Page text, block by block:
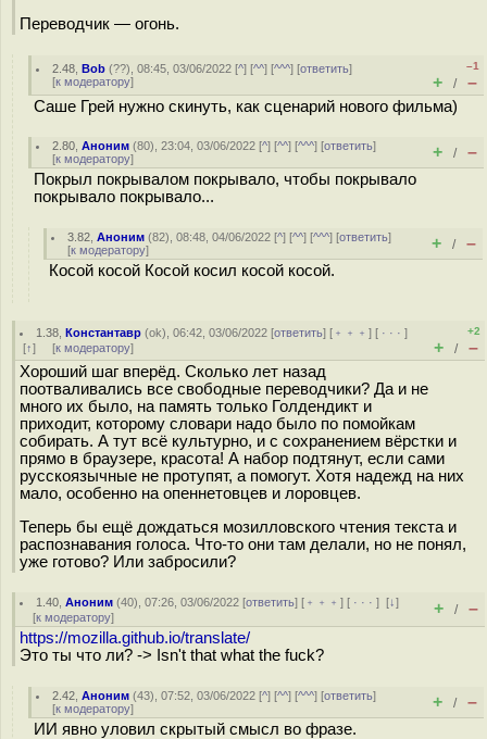
Переводчик — огонь.
2.48 ,Bob (??), 08:45, 03/06/2022 [^] [^^] [^^^] [ответить]
[к модератору]
–1
+ / –
Саше Грей нужно скинуть, как сценарий нового фильма)
2.80 ,Аноним (80), 23:04, 03/06/2022 [^] [^^] [^^^] [ответить]
[к модератору] + / –
Покрыл покрывалом покрывало, чтобы покрывало
покрывало покрывало...
3.82 ,Аноним (82), 08:48, 04/06/2022 [^] [^^] [^^^] [ответить]
[к модератору] + / –
Косой косой Косой косил косой косой.
1.38 ,Константавр (ok), 06:42, 03/06/2022 [ответить] [ ﹢﹢﹢] [ · · ·]
[↑] [к модератору]
+2
+ / –
Хороший шаг вперёд. Сколько лет назад
поотваливались все свободные переводчики? Да и не
много их было, на память только Голдендикт и
приходит, которому словари надо было по помойкам
собирать. А тут всё культурно, и с сохранением вёрстки и
прямо в браузере, красота! А набор подтянут, если сами
русскоязычные не протупят, а помогут. Хотя надежд на них
мало, особенно на опеннетовцев и лоровцев.
Теперь бы ещё дождаться мозилловского чтения текста и
распознавания голоса. Что-то они там делали, но не понял,
уже готово? Или забросили?
1.40 ,Аноним (40), 07:26, 03/06/2022 [ответить] [ ﹢﹢﹢] [ · · ·][↓]
[к модератору] + / –
https://mozilla.github.io/translate/
Это ты что ли? -> Isn't that what the fuck?
2.42 ,Аноним (43), 07:52, 03/06/2022 [^] [^^] [^^^] [ответить]
[к модератору] + / –
ИИ явно уловил скрытый смысл во фразе.